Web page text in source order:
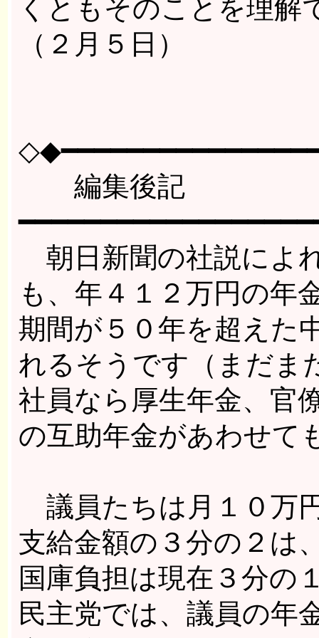
くともそのことを理
（２月５日）
編集後記 ロ
朝日新聞の社説によ
も、年４１２万円の年
期間が５０年を超えた
れるそうです（まだま
社員なら厚生年金、官
の互助年金があわせて
議員たちは月１０万
支給金額の３分の２は
国庫負担は現在３分の
民主党では、議員の年